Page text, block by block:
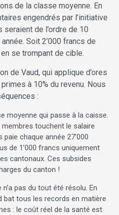
de la classe moyenne. En
engendrés par l’initiative
de l’ordre de 10
Soit 2’000 francs de
se trompant de cible.
de Vaud, qui applique d’ores
à 10% du revenu. Nous
:
moyenne qui passe à la caisse.
touchent le salaire
chaque année 27’000
de 1’000 francs uniquement
cantonaux. Ces subsides
du canton !
n’a pas du tout été résolu. En
bat tous les records en matière
: le coût réel de la santé est